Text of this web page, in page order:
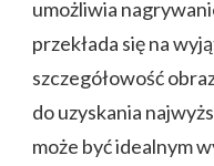
umożliwia
przekłada się na
szczegółowość
do uzyskania
może być idealnym